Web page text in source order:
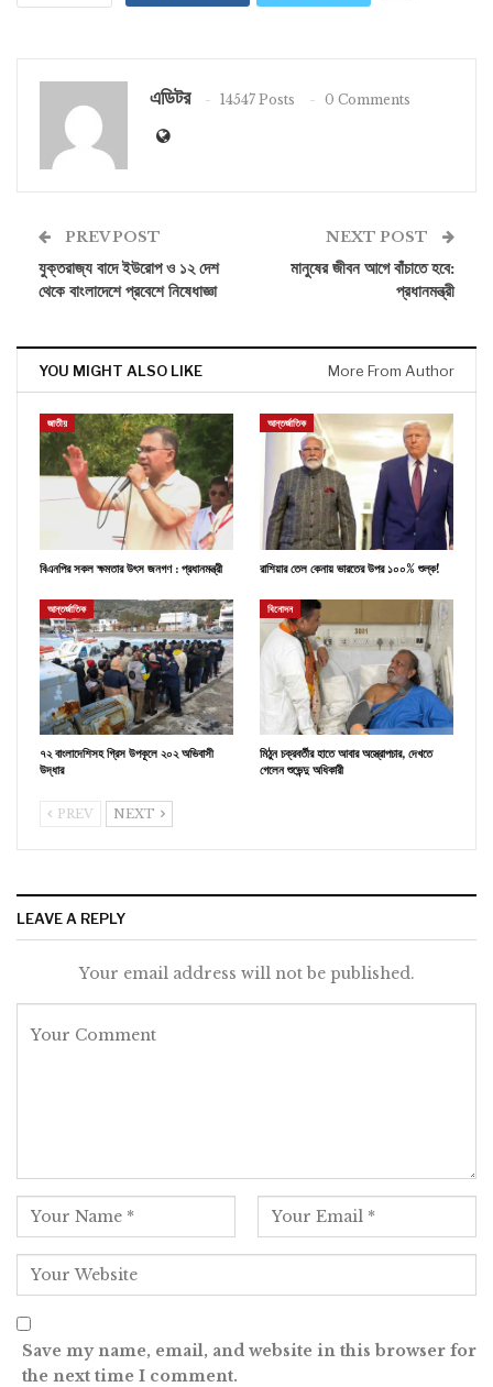
এডিটর 14547 Posts 0 Comments
PREV POST
যুক্তরাজ্য বাদে ইউরোপ ও ১২ দেশ
থেকে বাংলাদেশে প্রবেশে নিষেধাজ্ঞা
NEXT POST
মানুষের জীবন আগে বাঁচাতে হবে:
প্রধানমন্ত্রী
YOU MIGHT ALSO LIKE More From Author
জাতীয়
বিএনপির সকল ক্ষমতার উৎস জনগণ : প্রধানমন্ত্রী
আন্তর্জাতিক
রাশিয়ার তেল কেনায় ভারতের উপর ১০০% শুল্ক!
আন্তর্জাতিক
৭২ বাংলাদেশিসহ গ্রিস উপকূলে ২০২ অভিবাসী
উদ্ধার
বিনোদন
মিঠুন চক্রবর্তীর হাতে আবার অস্ত্রোপচার, দেখতে
গেলেন শুভেন্দু অধিকারী
PREV NEXT
LEAVE A REPLY
Your email address will not be published.
Save my name, email, and website in this browser for
the next time I comment.